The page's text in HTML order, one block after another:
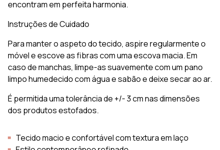
encontram em perfeita harmonia.
Instruções de Cuidado
Para manter o aspeto do tecido, aspire regularmente o
móvel e escove as fibras com uma escova macia. Em
caso de manchas, limpe-as suavemente com um pano
limpo humedecido com água e sabão e deixe secar ao ar.
É permitida uma tolerância de +/- 3 cm nas dimensões
dos produtos estofados.
Tecido macio e confortável com textura em laço